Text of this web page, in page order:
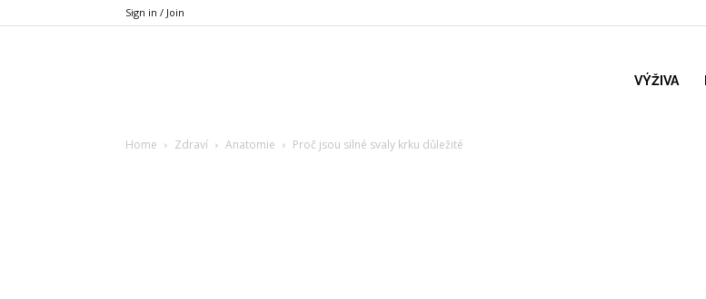
Sign in / Join
VÝŽIVA
Home Zdraví Anatomie Proč jsou silné svaly krku důležité